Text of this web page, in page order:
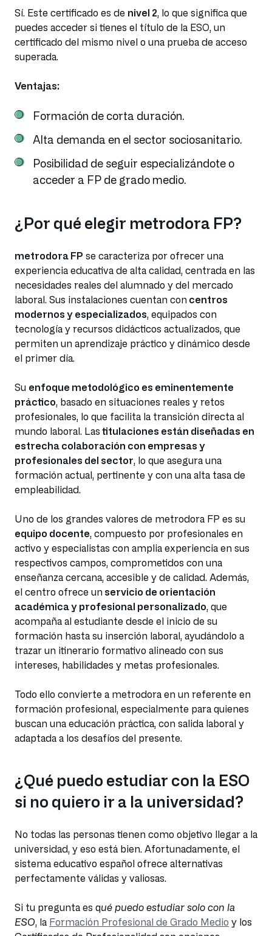
Sí. Este certificado es de nivel 2, lo que significa que
puedes acceder si tienes el título de la ESO, un
certificado del mismo nivel o una prueba de acceso
superada.
Ventajas:
Formación de corta duración.
Alta demanda en el sector sociosanitario.
Posibilidad de seguir especializándote o
acceder a FP de grado medio.
¿Por qué elegir metrodora FP?
metrodora FP se caracteriza por ofrecer una
experiencia educativa de alta calidad, centrada en las
necesidades reales del alumnado y del mercado
laboral. Sus instalaciones cuentan con centros
modernos y especializados, equipados con
tecnología y recursos didácticos actualizados, que
permiten un aprendizaje práctico y dinámico desde
el primer día.
Su enfoque metodológico es eminentemente
práctico, basado en situaciones reales y retos
profesionales, lo que facilita la transición directa al
mundo laboral. Las titulaciones están diseñadas en
estrecha colaboración con empresas y
profesionales del sector, lo que asegura una
formación actual, pertinente y con una alta tasa de
empleabilidad.
Uno de los grandes valores de metrodora FP es su
equipo docente, compuesto por profesionales en
activo y especialistas con amplia experiencia en sus
respectivos campos, comprometidos con una
enseñanza cercana, accesible y de calidad. Además,
el centro ofrece un servicio de orientación
académica y profesional personalizado, que
acompaña al estudiante desde el inicio de su
formación hasta su inserción laboral, ayudándolo a
trazar un itinerario formativo alineado con sus
intereses, habilidades y metas profesionales.
Todo ello convierte a metrodora en un referente en
formación profesional, especialmente para quienes
buscan una educación práctica, con salida laboral y
adaptada a los desafíos del presente.
¿Qué puedo estudiar con la ESO
si no quiero ir a la universidad?
No todas las personas tienen como objetivo llegar a la
universidad, y eso está bien. Afortunadamente, el
sistema educativo español ofrece alternativas
perfectamente válidas y valiosas.
Si tu pregunta es qué puedo estudiar solo con la
ESO, la Formación Profesional de Grado Medio y los